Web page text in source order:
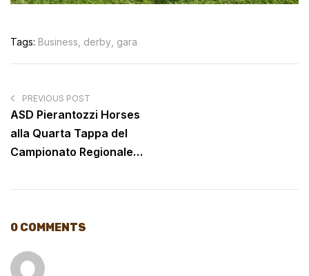
Tags: Business derby gara
PREVIOUS POST
ASD Pierantozzi Horses
alla Quarta Tappa del
Campionato Regionale
Country e Country
0 COMMENTS